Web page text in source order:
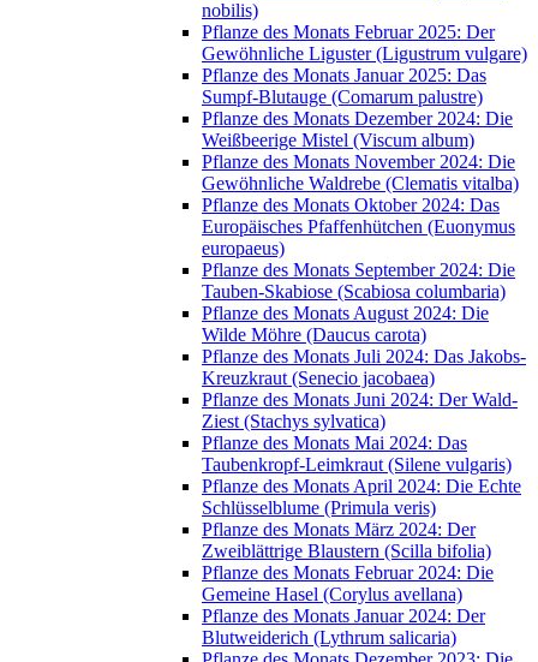
nobilis)
Pflanze des Monats Februar 2025: Der
Gewöhnliche Liguster (Ligustrum vulgare)
Pflanze des Monats Januar 2025: Das
Sumpf-Blutauge (Comarum palustre)
Pflanze des Monats Dezember 2024: Die
Weißbeerige Mistel (Viscum album)
Pflanze des Monats November 2024: Die
Gewöhnliche Waldrebe (Clematis vitalba)
Pflanze des Monats Oktober 2024: Das
Europäisches Pfaffenhütchen (Euonymus
europaeus)
Pflanze des Monats September 2024: Die
Tauben-Skabiose (Scabiosa columbaria)
Pflanze des Monats August 2024: Die
Wilde Möhre (Daucus carota)
Pflanze des Monats Juli 2024: Das Jakobs-
Kreuzkraut (Senecio jacobaea)
Pflanze des Monats Juni 2024: Der Wald-
Ziest (Stachys sylvatica)
Pflanze des Monats Mai 2024: Das
Taubenkropf-Leimkraut (Silene vulgaris)
Pflanze des Monats April 2024: Die Echte
Schlüsselblume (Primula veris)
Pflanze des Monats März 2024: Der
Zweiblättrige Blaustern (Scilla bifolia)
Pflanze des Monats Februar 2024: Die
Gemeine Hasel (Corylus avellana)
Pflanze des Monats Januar 2024: Der
Blutweiderich (Lythrum salicaria)